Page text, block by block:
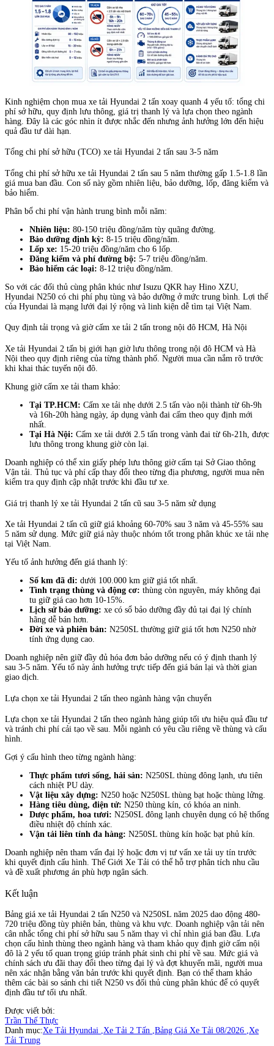
Kinh nghiệm chọn mua xe tải Hyundai 2 tấn xoay quanh 4 yếu tố: tổng chi
phí sở hữu, quy định lưu thông, giá trị thanh lý và lựa chọn theo ngành
hàng. Đây là các góc nhìn ít được nhắc đến nhưng ảnh hưởng lớn đến hiệu
quả đầu tư dài hạn.
Tổng chi phí sở hữu (TCO) xe tải Hyundai 2 tấn sau 3-5 năm
Tổng chi phí sở hữu xe tải Hyundai 2 tấn sau 5 năm thường gấp 1.5-1.8 lần
giá mua ban đầu. Con số này gồm nhiên liệu, bảo dưỡng, lốp, đăng kiểm và
bảo hiểm.
Phân bổ chi phí vận hành trung bình mỗi năm:
Nhiên liệu: 80-150 triệu đồng/năm tùy quãng đường.
Bảo dưỡng định kỳ: 8-15 triệu đồng/năm.
Lốp xe: 15-20 triệu đồng/năm cho 6 lốp.
Đăng kiểm và phí đường bộ: 5-7 triệu đồng/năm.
Bảo hiểm các loại: 8-12 triệu đồng/năm.
So với các đối thủ cùng phân khúc như Isuzu QKR hay Hino XZU,
Hyundai N250 có chi phí phụ tùng và bảo dưỡng ở mức trung bình. Lợi thế
của Hyundai là mạng lưới đại lý rộng và linh kiện dễ tìm tại Việt Nam.
Quy định tải trọng và giờ cấm xe tải 2 tấn trong nội đô HCM, Hà Nội
Xe tải Hyundai 2 tấn bị giới hạn giờ lưu thông trong nội đô HCM và Hà
Nội theo quy định riêng của từng thành phố. Người mua cần nắm rõ trước
khi khai thác tuyến nội đô.
Khung giờ cấm xe tải tham khảo:
Tại TP.HCM: Cấm xe tải nhẹ dưới 2.5 tấn vào nội thành từ 6h-9h
và 16h-20h hàng ngày, áp dụng vành đai cấm theo quy định mới
nhất.
Tại Hà Nội: Cấm xe tải dưới 2.5 tấn trong vành đai từ 6h-21h, được
lưu thông trong khung giờ còn lại.
Doanh nghiệp có thể xin giấy phép lưu thông giờ cấm tại Sở Giao thông
Vận tải. Thủ tục và phí cấp thay đổi theo từng địa phương, người mua nên
kiểm tra quy định cập nhật trước khi đầu tư xe.
Giá trị thanh lý xe tải Hyundai 2 tấn cũ sau 3-5 năm sử dụng
Xe tải Hyundai 2 tấn cũ giữ giá khoảng 60-70% sau 3 năm và 45-55% sau
5 năm sử dụng. Mức giữ giá này thuộc nhóm tốt trong phân khúc xe tải nhẹ
tại Việt Nam.
Yếu tố ảnh hưởng đến giá thanh lý:
Số km đã đi: dưới 100.000 km giữ giá tốt nhất.
Tình trạng thùng và động cơ: thùng còn nguyên, máy không đại
tu giữ giá cao hơn 10-15%.
Lịch sử bảo dưỡng: xe có sổ bảo dưỡng đầy đủ tại đại lý chính
hãng dễ bán hơn.
Đời xe và phiên bản: N250SL thường giữ giá tốt hơn N250 nhờ
tính ứng dụng cao.
Doanh nghiệp nên giữ đầy đủ hóa đơn bảo dưỡng nếu có ý định thanh lý
sau 3-5 năm. Yếu tố này ảnh hưởng trực tiếp đến giá bán lại và thời gian
giao dịch.
Lựa chọn xe tải Hyundai 2 tấn theo ngành hàng vận chuyển
Lựa chọn xe tải Hyundai 2 tấn theo ngành hàng giúp tối ưu hiệu quả đầu tư
và tránh chi phí cải tạo về sau. Mỗi ngành có yêu cầu riêng về thùng và cấu
hình.
Gợi ý cấu hình theo từng ngành hàng:
Thực phẩm tươi sống, hải sản: N250SL thùng đông lạnh, ưu tiên
cách nhiệt PU dày.
Vật liệu xây dựng: N250 hoặc N250SL thùng bạt hoặc thùng lửng.
Hàng tiêu dùng, điện tử: N250 thùng kín, có khóa an ninh.
Dược phẩm, hoa tươi: N250SL đông lạnh chuyên dụng có hệ thống
điều nhiệt độ chính xác.
Vận tải liên tỉnh đa hàng: N250SL thùng kín hoặc bạt phủ kín.
Doanh nghiệp nên tham vấn đại lý hoặc đơn vị tư vấn xe tải uy tín trước
khi quyết định cấu hình. Thế Giới Xe Tải có thể hỗ trợ phân tích nhu cầu
và đề xuất phương án phù hợp ngân sách.
Kết luận
Bảng giá xe tải Hyundai 2 tấn N250 và N250SL năm 2025 dao động 480-
720 triệu đồng tùy phiên bản, thùng và khu vực. Doanh nghiệp vận tải nên
cân nhắc tổng chi phí sở hữu sau 5 năm thay vì chỉ nhìn giá ban đầu. Lựa
chọn cấu hình thùng theo ngành hàng và tham khảo quy định giờ cấm nội
đô là 2 yếu tố quan trọng giúp tránh phát sinh chi phí về sau. Mức giá và
chính sách ưu đãi thay đổi theo từng đại lý và đợt khuyến mãi, người mua
nên xác nhận bằng văn bản trước khi quyết định. Bạn có thể tham khảo
thêm các bài so sánh chi tiết N250 vs đối thủ cùng phân khúc để có quyết
định đầu tư tối ưu nhất.
Được viết bởi:
Trần Thế Thực
Danh mục:Xe Tải Hyundai ,Xe Tải 2 Tấn ,Bảng Giá Xe Tải 08/2026 ,Xe
Tải Trung